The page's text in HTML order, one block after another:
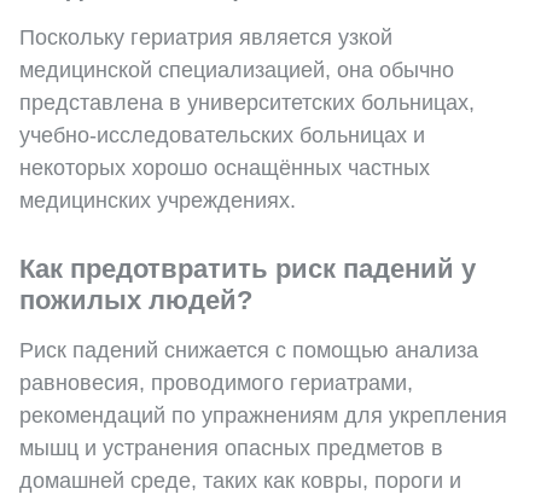
Поскольку гериатрия является узкой
медицинской специализацией, она обычно
представлена в университетских больницах,
учебно-исследовательских больницах и
некоторых хорошо оснащённых частных
медицинских учреждениях.
Как предотвратить риск падений у
пожилых людей?
Риск падений снижается с помощью анализа
равновесия, проводимого гериатрами,
рекомендаций по упражнениям для укрепления
мышц и устранения опасных предметов в
домашней среде, таких как ковры, пороги и